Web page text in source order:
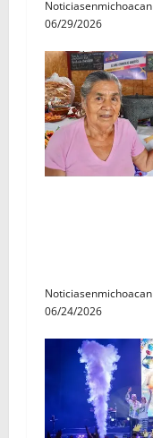
a
s
Noticiasenmichoacan
06/29/2026
Noticiasenmichoacan
06/24/2026